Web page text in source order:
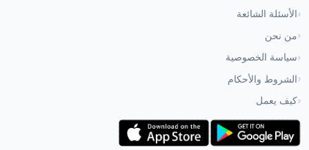
الأسئلة الشائعة
من نحن
سياسة الخصوصية
الشروط والأحكام
كيف يعمل